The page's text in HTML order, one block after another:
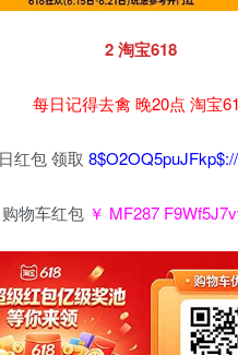
2 淘宝618
每日记得去禽 晚20点 淘宝
红包 领取
购物车红包 ￥ MF287